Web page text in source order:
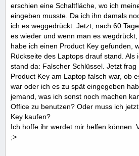
erschien eine Schaltfläche, wo ich
eingeben musste. Da ich ihn damals
ich es weggedrückt. Jetzt, nach 60
es wieder und wenn man es
habe ich einen Product Key gefunden,
Rückseite des Laptops drauf stand. Als
stand da: Falscher Schlüssel. Jetzt
Product Key am Laptop falsch war, ob
war oder ich es zu spät eingegeben
jemand, was ich sonst noch machen
Office zu benutzen? Oder muss ich
Key kaufen?
Ich hoffe ihr werdet mir helfen können.
;>